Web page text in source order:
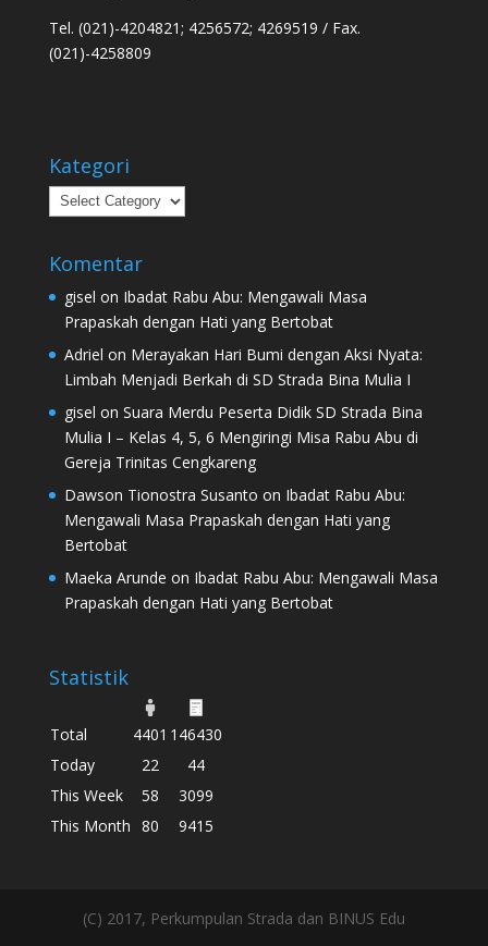
Tel. (021)-4204821; 4256572; 4269519 / Fax.
(021)-4258809
Kategori
Kategori
Komentar
gisel on Ibadat Rabu Abu: Mengawali Masa
Prapaskah dengan Hati yang Bertobat
Adriel on Merayakan Hari Bumi dengan Aksi Nyata:
Limbah Menjadi Berkah di SD Strada Bina Mulia I
gisel on Suara Merdu Peserta Didik SD Strada Bina
Mulia I – Kelas 4, 5, 6 Mengiringi Misa Rabu Abu di
Gereja Trinitas Cengkareng
Dawson Tionostra Susanto on Ibadat Rabu Abu:
Mengawali Masa Prapaskah dengan Hati yang
Bertobat
Maeka Arunde on Ibadat Rabu Abu: Mengawali Masa
Prapaskah dengan Hati yang Bertobat
Statistik
Total 4401 146430
Today
22
44
This Week
58
3099
This Month 80 9415
(C) 2017, Perkumpulan Strada dan BINUS Edu